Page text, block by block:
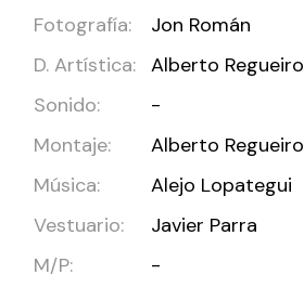
Fotografía:
Jon Román
D. Artística: Alberto Regueiro
Sonido:
-
Montaje:
Alberto Regueiro
Música:
Alejo Lopategui
Vestuario:
Javier Parra
M/P:
-